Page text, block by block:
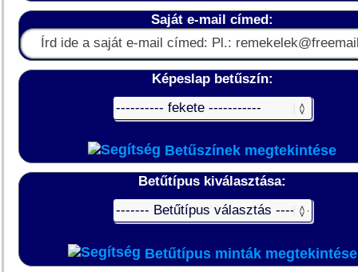
Saját e-mail címed:
Képeslap betűszín:
Betűszínek megtekintése
Betűtípus kiválasztása:
Betűtípus minták megtekintése